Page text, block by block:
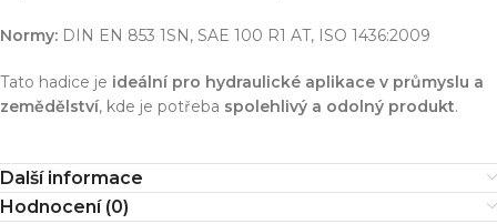
Normy: DIN EN 853 1SN, SAE 100 R1 AT, ISO 1436:2009
Tato hadice je ideální pro hydraulické aplikace v průmyslu a
zemědělství, kde je potřeba spolehlivý a odolný produkt.
Další informace
Hodnocení (0)